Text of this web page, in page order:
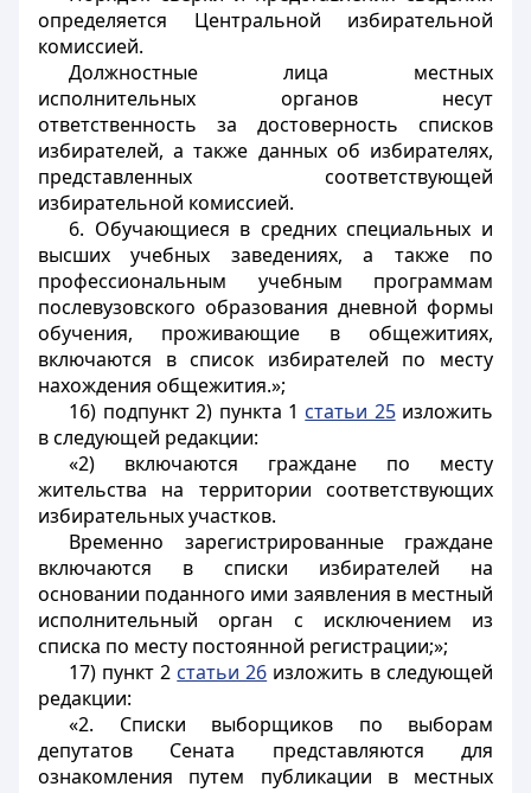
определяется Центральной избирательной
комиссией.
Должностные лица местных
исполнительных органов несут
ответственность за достоверность списков
избирателей, а также данных об избирателях,
представленных соответствующей
избирательной комиссией.
6. Обучающиеся в средних специальных и
высших учебных заведениях, а также по
профессиональным учебным программам
послевузовского образования дневной формы
обучения, проживающие в общежитиях,
включаются в список избирателей по месту
нахождения общежития.»;
16) подпункт 2) пункта 1 статьи 25изложить
в следующей редакции:
«2) включаются граждане по месту
жительства на территории соответствующих
избирательных участков.
Временно зарегистрированные граждане
включаются в списки избирателей на
основании поданного ими заявления в местный
исполнительный орган с исключением из
списка по месту постоянной регистрации;»;
17) пункт 2 статьи 26 изложить в следующей
редакции:
«2. Списки выборщиков по выборам
депутатов Сената представляются для
ознакомления путем публикации в местных